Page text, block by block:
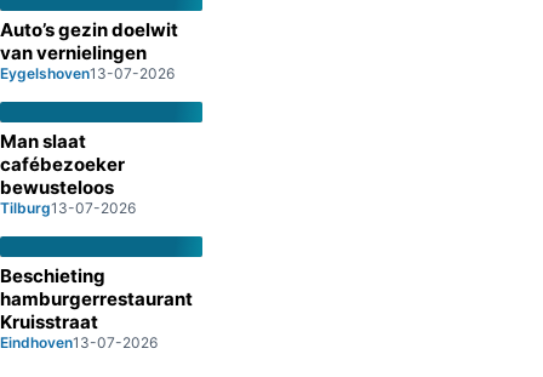
Auto’s gezin doelwit
van vernielingen
Eygelshoven13-07-2026
Man slaat
cafébezoeker
bewusteloos
Tilburg13-07-2026
Beschieting
hamburgerrestaurant
Kruisstraat
Eindhoven13-07-2026